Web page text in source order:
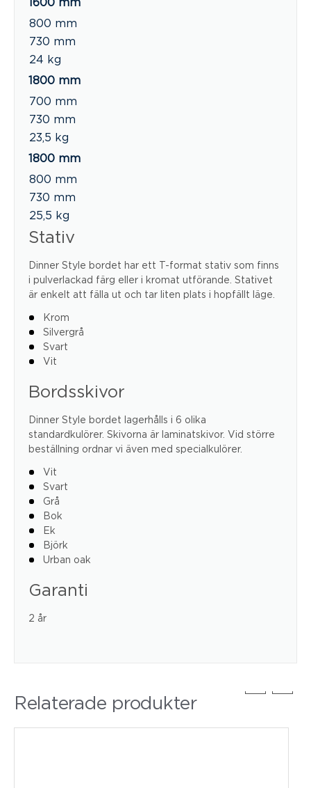
800 mm
730 mm
24 kg
1800 mm
700 mm
730 mm
23,5 kg
1800 mm
800 mm
730 mm
25,5 kg
Stativ
Dinner Style bordet har ett T-format stativ som finns
i pulverlackad färg eller i kromat utförande. Stativet
är enkelt att fälla ut och tar liten plats i hopfällt läge.
Krom
Silvergrå
Svart
Vit
Bordsskivor
Dinner Style bordet lagerhålls i 6 olika
standardkulörer. Skivorna är laminatskivor. Vid större
beställning ordnar vi även med specialkulörer.
Vit
Svart
Grå
Bok
Ek
Björk
Urban oak
Garanti
2 år
Relaterade produkter